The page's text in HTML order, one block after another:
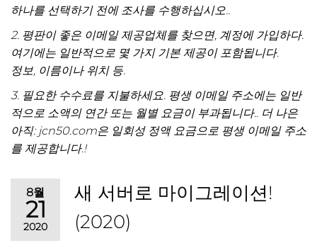
하나를 선택하기 전에 조사를 수행하십시오..
2. 평판이 좋은 이메일 제공업체를 찾으면, 계정에 가입하다.
여기에는 일반적으로 몇 가지 기본 제공이 포함됩니다.
정보, 이름이나 위치 등.
3. 필요한 수수료를 지불하세요. 평생 이메일 주소에는 일반
적으로 소액의 연간 또는 월별 요금이 부과됩니다.. 더 나은
아직: jcn50.com은 일회성 정액 요금으로 평생 이메일 주소
를 제공합니다.!
8월
21
2020
새 서버로 마이그레이션!
(2020)